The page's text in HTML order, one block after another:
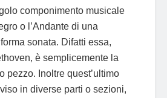
componimento musicale
o l’Andante di una
sonata. Difatti essa,
è semplicemente la
pezzo. Inoltre quest’ultimo
in diverse parti o sezioni,